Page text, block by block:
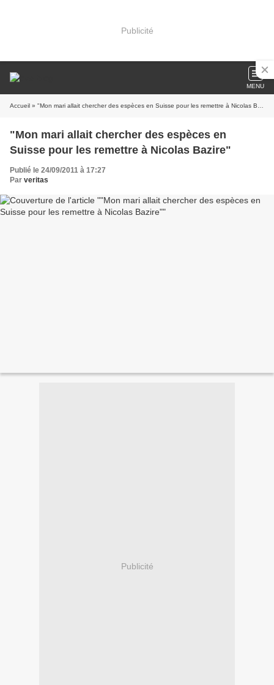
Publicité
MENU
Accueil » "Mon mari allait chercher des espèces en Suisse pour les remettre à Nicolas Bazire"
"Mon mari allait chercher des espèces en
Suisse pour les remettre à Nicolas Bazire"
Publié le 24/09/2011 à 17:27
Par veritas
Publicité